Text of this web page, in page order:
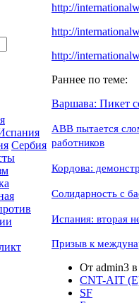
Сербия
http://
http://
http://
Раннее по теме:
Варшава: Пикет
ABB пытается
работников
Кордова:
Солидарность с
Испания: вторая
Призыв к
От admin3
CNT-AIT
SF